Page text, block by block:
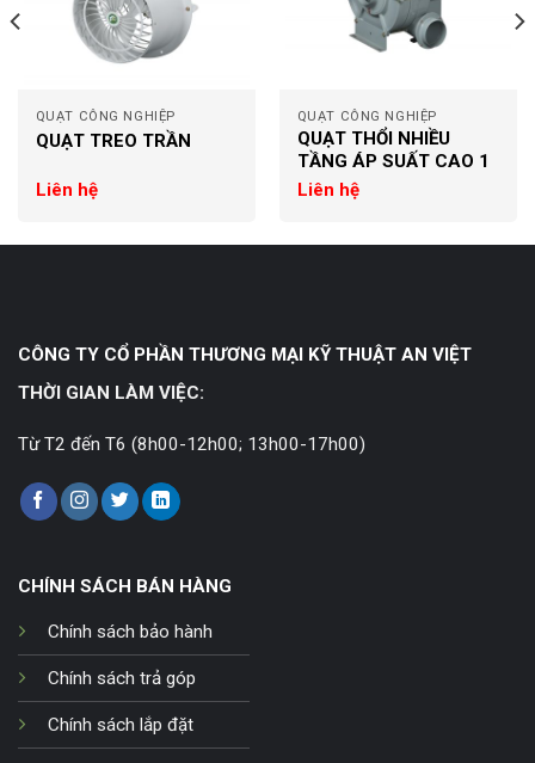
QUẠT CÔNG NGHIỆP
QUẠT TREO TRẦN
Liên hệ
QUẠT CÔNG NGHIỆP
QUẠT THỔI NHIỀU
TẦNG ÁP SUẤT CAO 1
Liên hệ
CÔNG TY CỔ PHẦN THƯƠNG MẠI KỸ THUẬT AN VIỆT
THỜI GIAN LÀM VIỆC:
Từ T2 đến T6 (8h00-12h00; 13h00-17h00)
CHÍNH SÁCH BÁN HÀNG
Chính sách bảo hành
Chính sách trả góp
Chính sách lắp đặt